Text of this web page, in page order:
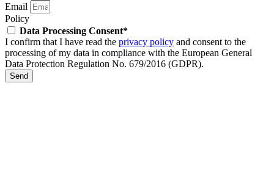
Email
Policy
Data Processing Consent*
I confirm that I have read the privacy policy and consent to the
processing of my data in compliance with the European General
Data Protection Regulation No. 679/2016 (GDPR).
Send